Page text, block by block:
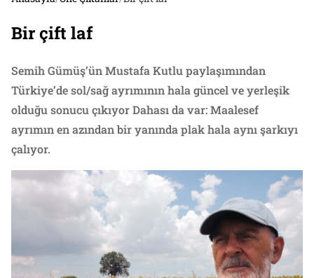
Bir çift laf
Semih Gümüş’ün Mustafa Kutlu paylaşımından
Türkiye’de sol/sağ ayrımının hala güncel ve yerleşik
olduğu sonucu çıkıyor Dahası da var: Maalesef
ayrımın en azından bir yanında plak hala aynı şarkıyı
çalıyor.